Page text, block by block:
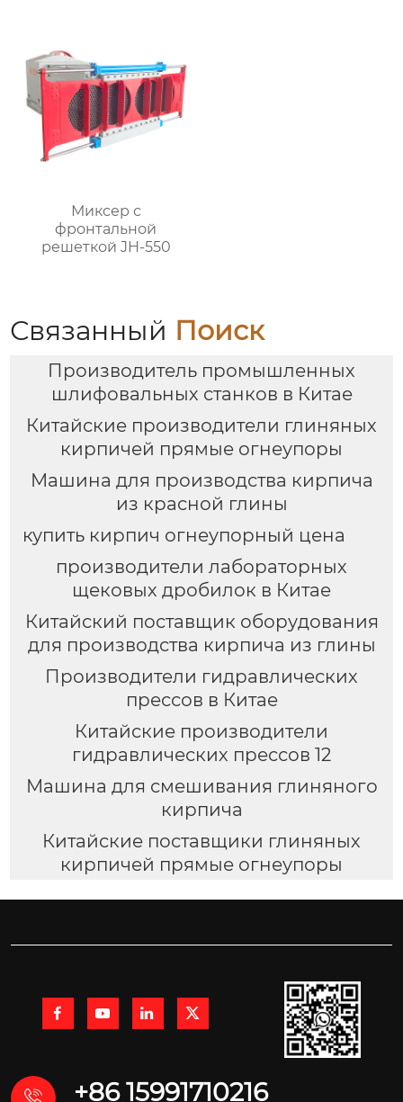
Миксер с
фронтальной
решеткой JH-550
Связанный Поиск
Производитель промышленных
шлифовальных станков в Китае
Китайские производители глиняных
кирпичей прямые огнеупоры
Машина для производства кирпича
из красной глины
купить кирпич огнеупорный цена
производители лабораторных
щековых дробилок в Китае
Китайский поставщик оборудования
для производства кирпича из глины
Производители гидравлических
прессов в Китае
Китайские производители
гидравлических прессов 12
Машина для смешивания глиняного
кирпича
Китайские поставщики глиняных
кирпичей прямые огнеупоры
   
 +86 15991710216